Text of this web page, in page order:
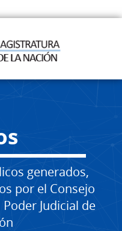
generados,
por el Consejo
Judicial de